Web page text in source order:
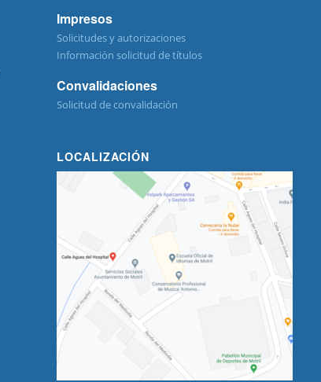
Impresos
Solicitudes y autorizaciones
Información solicitud de títulos
Convalidaciones
Solicitud de convalidación
LOCALIZACIÓN